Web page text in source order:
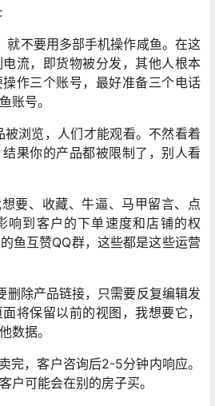
不要用多部手机操作咸鱼。在这
流，即货物被分发，其他人根本
作三个账号，最好准备三个电话
账号。
浏览，人们才能观看。不然看着
果你的产品都被限制了，别人看
要、收藏、牛逼、马甲留言、点
响到客户的下单速度和店铺的权
鱼互赞QQ群，这些都是这些运营
除产品链接，只需要反复编辑发
将保留以前的视图，我想要它，
数据。
，客户咨询后2-5分钟内响应。
户可能会在别的房子买。